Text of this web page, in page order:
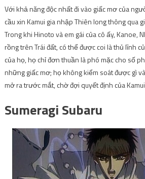
Với khả năng độc nhất đi vào giấc mơ của
cầu xin Kamui gia nhập Thiên long thông qua
Trong khi Hinoto và em gái của cô ấy, Kanoe,
rồng trên Trái đất, có thể được coi là thủ lĩnh
của họ, họ chỉ đơn thuần là phó mặc cho số
những giấc mơ; họ không kiểm soát được gì
mở ra trước mắt, chờ đợi quyết định của
Sumeragi Subaru